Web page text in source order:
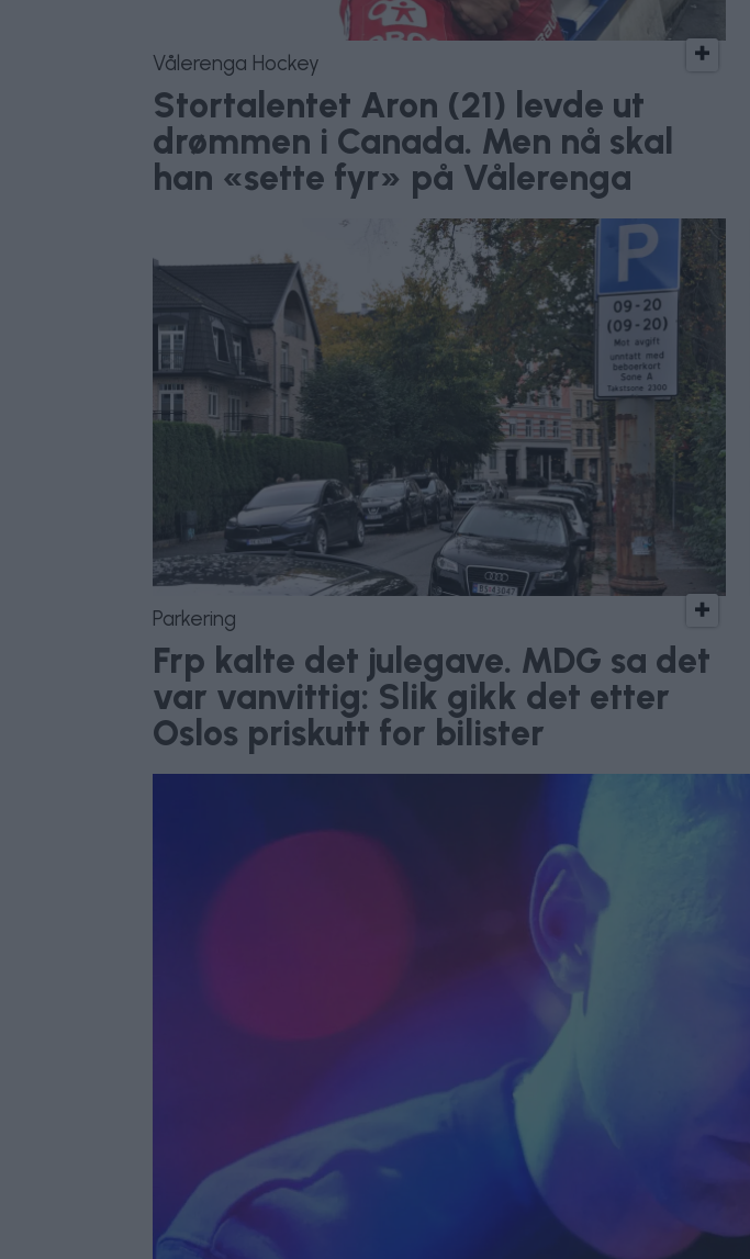
Vålerenga Hockey
Stortalentet Aron (21) levde ut
drømmen i Canada. Men nå skal
han «sette fyr» på Vålerenga
Parkering
Frp kalte det julegave. MDG sa det
var vanvittig: Slik gikk det etter
Oslos priskutt for bilister